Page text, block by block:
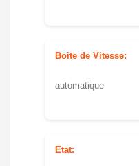
Boite de Vitesse:
automatique
Etat: